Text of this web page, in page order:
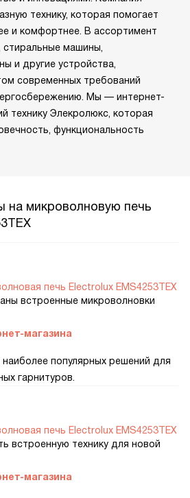
технику, которая помогает
и комфортнее. В ассортимент
стиральные машины,
и другие устройства,
современных требований
Мы — интернет-
технику Элекролюкс, которая
функциональность
на микроволновую печь
печь Electrolux EMS4253TEX
встроенные микроволновки
магазина
популярных решений для
гарнитуров.
печь Electrolux EMS4253TEX
встроенную технику для новой
магазина